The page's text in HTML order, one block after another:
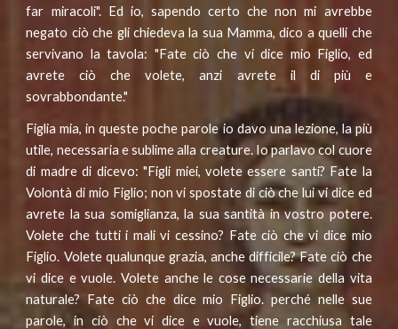
far miracoli". Ed io, sapendo certo che non mi avrebbe
negato ciò che gli chiedeva la sua Mamma, dico a quelli che
servivano la tavola: "Fate ciò che vi dice mio Figlio, ed
avrete ciò che volete, anzi avrete il di più e
sovrabbondante."
Figlia mia, in queste poche parole io davo una lezione, la più
utile, necessaria e sublime alla creature. Io parlavo col cuore
di madre di dicevo: "Figli miei, volete essere santi? Fate la
Volontà di mio Figlio; non vi spostate di ciò che lui vi dice ed
avrete la sua somiglianza, la sua santità in vostro potere.
Volete che tutti i mali vi cessino? Fate ciò che vi dice mio
Figlio. Volete qualunque grazia, anche difficile? Fate ciò che
vi dice e vuole. Volete anche le cose necessarie della vita
naturale? Fate ciò che dice mio Figlio. perché nelle sue
parole, in ciò che vi dice e vuole, tiene racchiusa tale